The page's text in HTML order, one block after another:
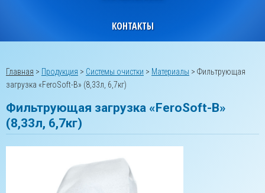
КОНТАКТЫ
Главная > Продукция > Системы очистки > Материалы > Фильтрующая
загрузка «FeroSoft-В» (8,33л, 6,7кг)
Фильтрующая загрузка «FeroSoft-В»
(8,33л, 6,7кг)